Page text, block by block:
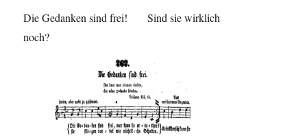
Die Gedanken sind frei! Sind sie wirklich
noch?